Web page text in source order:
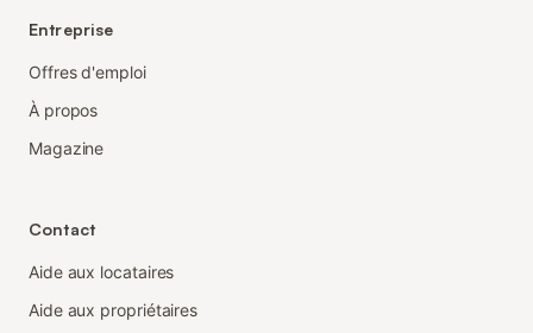
Entreprise
Offres d'emploi
À propos
Magazine
Contact
Aide aux locataires
Aide aux propriétaires